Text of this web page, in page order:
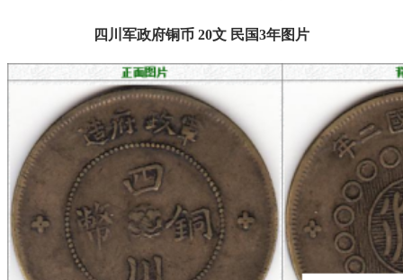
四川军政府铜币 20文 民国3年图片